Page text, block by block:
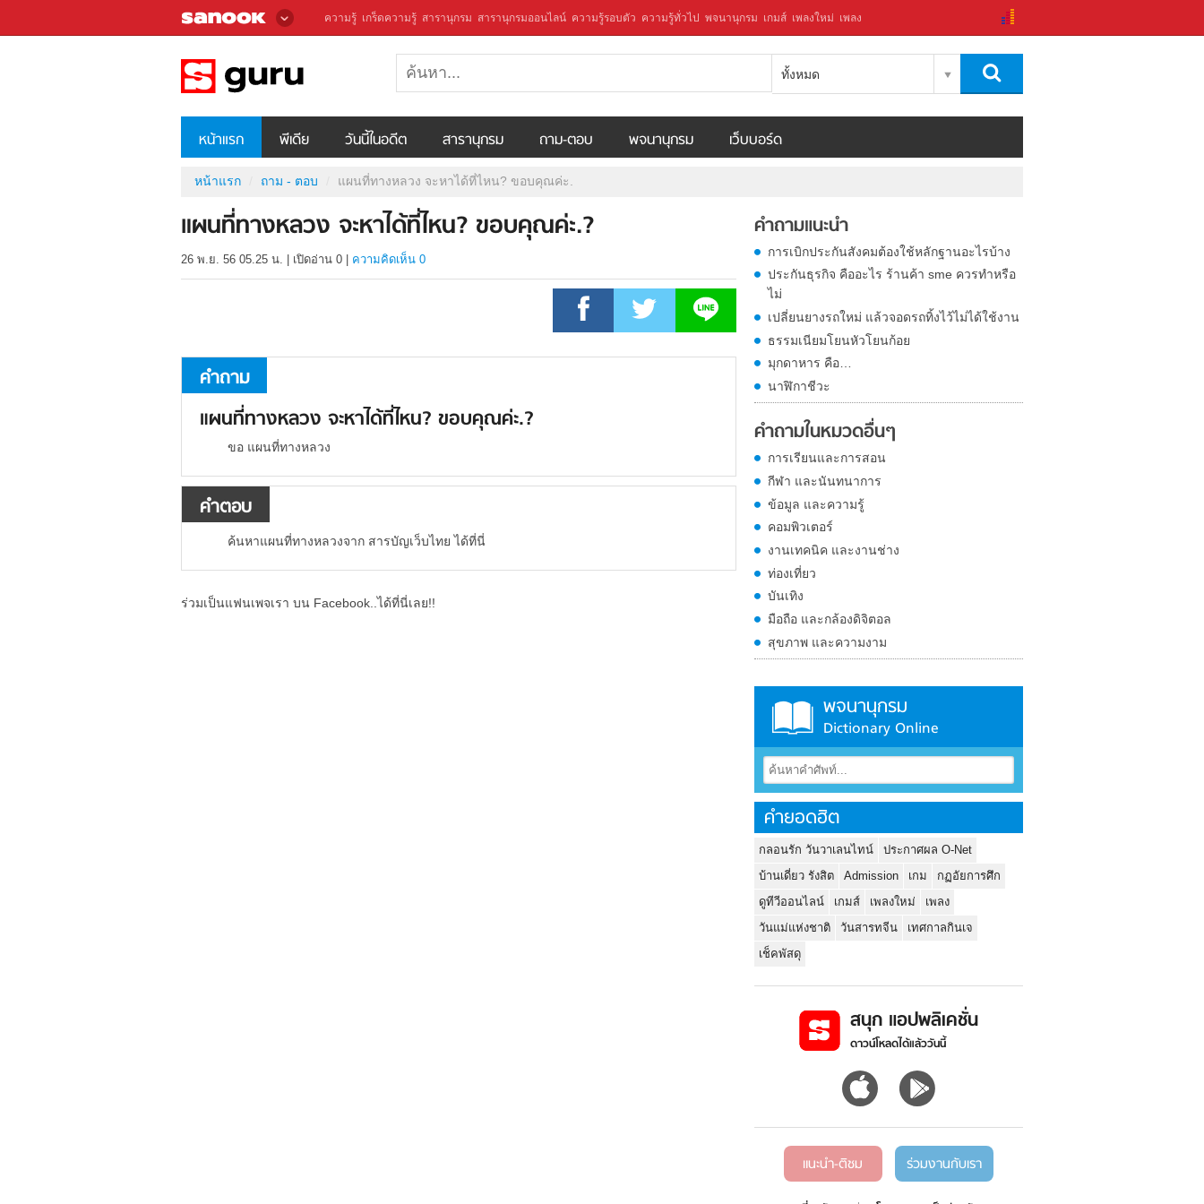
ความรู้ เกร็ดความรู้ สารานุกรม สารานุกรมออนไลน์ ความรู้รอบตัว ความรู้ทั่วไป พจนานุกรม เกมส์ เพลงใหม่ เพลง
ทั้งหมด
หน้าแรก พีเดีย วันนี้ในอดีต สารานุกรม ถาม-ตอบ พจนานุกรม เว็บบอร์ด
หน้าแรก ถาม - ตอบ แผนที่ทางหลวง จะหาได้ที่ไหน? ขอบคุณค่ะ.
แผนที่ทางหลวง จะหาได้ที่ไหน? ขอบคุณค่ะ.?
26 พ.ย. 56 05.25 น. เปิดอ่าน 0 ความคิดเห็น 0
คำถาม
แผนที่ทางหลวง จะหาได้ที่ไหน? ขอบคุณค่ะ.?
ขอ แผนที่ทางหลวง
คำตอบ
ค้นหาแผนที่ทางหลวงจาก สารบัญเว็บไทย ได้ที่นี่
ร่วมเป็นแฟนเพจเรา บน Facebook..ได้ที่นี่เลย!!
คำถามแนะนำ
การเบิกประกันสังคมต้องใช้หลักฐานอะไรบ้าง
ประกันธุรกิจ คืออะไร ร้านค้า sme ควรทำหรือ
ไม่
เปลี่ยนยางรถใหม่ แล้วจอดรถทิ้งไว้ไม่ได้ใช้งาน
ธรรมเนียมโยนหัวโยนก้อย
มุกดาหาร คือ…
นาฬิกาชีวะ
คำถามในหมวดอื่นๆ
การเรียนและการสอน
กีฬา และนันทนาการ
ข้อมูล และความรู้
คอมพิวเตอร์
งานเทคนิค และงานช่าง
ท่องเที่ยว
บันเทิง
มือถือ และกล้องดิจิตอล
สุขภาพ และความงาม
พจนานุกรม
Dictionary Online
คำยอดฮิต
กลอนรัก วันวาเลนไทน์
ประกาศผล O-Net
บ้านเดี่ยว รังสิต
Admission เกม
กฏอัยการศึก
ดูทีวีออนไลน์
เกมส์ เพลงใหม่
เพลง
วันแม่แห่งชาติ
วันสารทจีน
เทศกาลกินเจ
เช็คพัสดุ
สนุก แอปพลิเคชั่น
ดาวน์โหลดได้แล้ววันนี้
แนะนำ-ติชม ร่วมงานกับเรา